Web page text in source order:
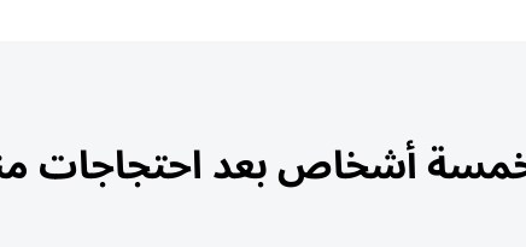
خمسة أشخاص بعد احتجاجات